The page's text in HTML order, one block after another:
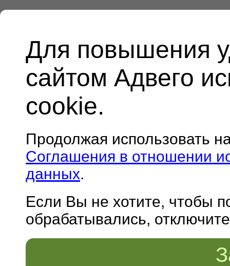
Для повышения
сайтом Адвего
cookie.
Продолжая использовать
Соглашения в отношении
данных.
Если Вы не хотите, чтобы
обрабатывались,